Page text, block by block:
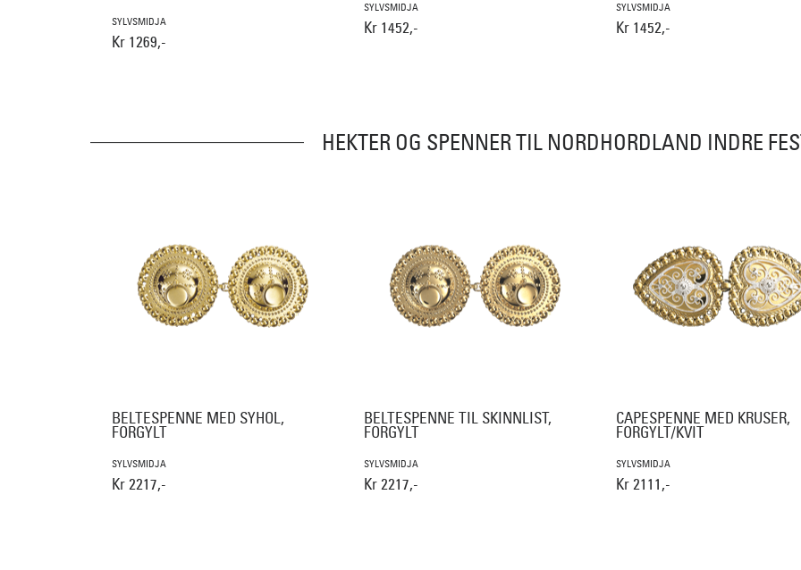
SYLVSMIDJA
Kr 1269,-
SYLVSMIDJA
Kr 1452,-
SYLVSMIDJA
Kr 1452,-
HEKTER OG SPENNER TIL NORDHORDLAND INDRE
BELTESPENNE MED SYHOL,
FORGYLT
SYLVSMIDJA
Kr 2217,-
BELTESPENNE TIL SKINNLIST,
FORGYLT
SYLVSMIDJA
Kr 2217,-
CAPESPENNE MED KRUSER,
FORGYLT/KVIT
SYLVSMIDJA
Kr 2111,-